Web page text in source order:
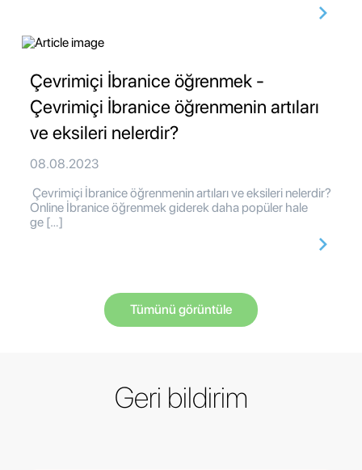
Çevrimiçi İbranice öğrenmek -
Çevrimiçi İbranice öğrenmenin artıları
ve eksileri nelerdir?
08.08.2023
Çevrimiçi İbranice öğrenmenin artıları ve eksileri nelerdir?
Online İbranice öğrenmek giderek daha popüler hale
ge […]
Tümünü görüntüle
Geri bildirim